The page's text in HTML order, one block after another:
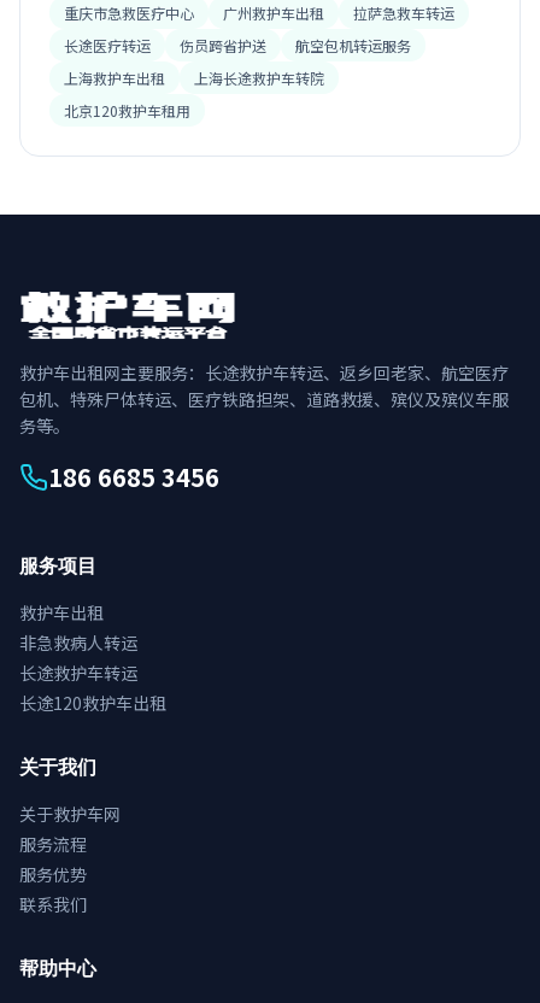
重庆市急救医疗中心
广州救护车出租
拉萨急救车转运
长途医疗转运
伤员跨省护送
航空包机转运服务
上海救护车出租
上海长途救护车转院
北京120救护车租用
救护车出租网主要服务：长途救护车转运、返乡回老家、航空医疗
包机、特殊尸体转运、医疗铁路担架、道路救援、殡仪及殡仪车服
务等。
186 6685 3456
服务项目
救护车出租
非急救病人转运
长途救护车转运
长途120救护车出租
关于我们
关于救护车网
服务流程
服务优势
联系我们
帮助中心